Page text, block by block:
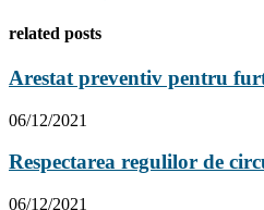
related posts
Arestat preventiv pentru
06/12/2021
Respectarea regulilor de
06/12/2021